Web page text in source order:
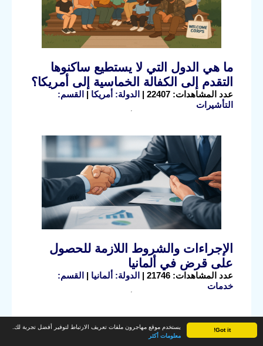
Got it!
يستخدم موقع مهاجرون ملفات تعريف الارتباط لتوفير أفضل تجربة لك.
معلومات أكثر
ما هي الدول التي لا يستطيع ساكنوها
التقدم إلى الكفالة الخماسية إلى أمريكا؟
عدد المشاهدات: 22407 | الدولة: أمريكا | القسم:
التأشيرات
الإجراءات والشروط اللازمة للحصول
على قرض في ألمانيا
عدد المشاهدات: 21746 | الدولة: ألمانيا | القسم:
خدمات